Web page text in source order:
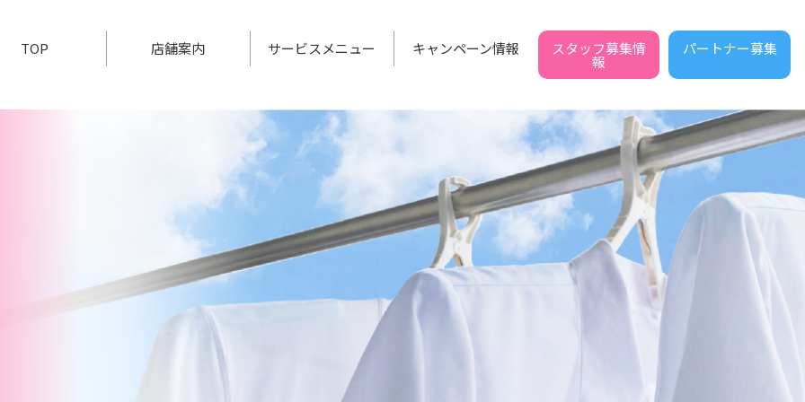
TOP 店舗案内 サービスメニュー キャンペーン情報 スタッフ募集情
報
パートナー募集